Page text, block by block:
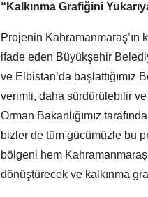
“Kalkınma Grafiğini
Projenin Kahramanmaraş’ın
ifade eden Büyükşehir
ve Elbistan’da
verimli, daha sürdürülebilir
Orman Bakanlığımız
bizler de tüm gücümüzle bu
bölgeni hem
dönüştürecek ve kalkınma